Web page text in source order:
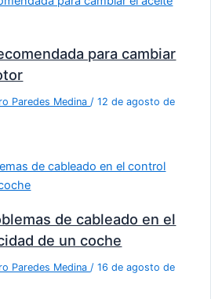
para cambiar
Paredes Medina/12 de agosto de
de cableado en el
de un coche
Paredes Medina /16 de agosto de